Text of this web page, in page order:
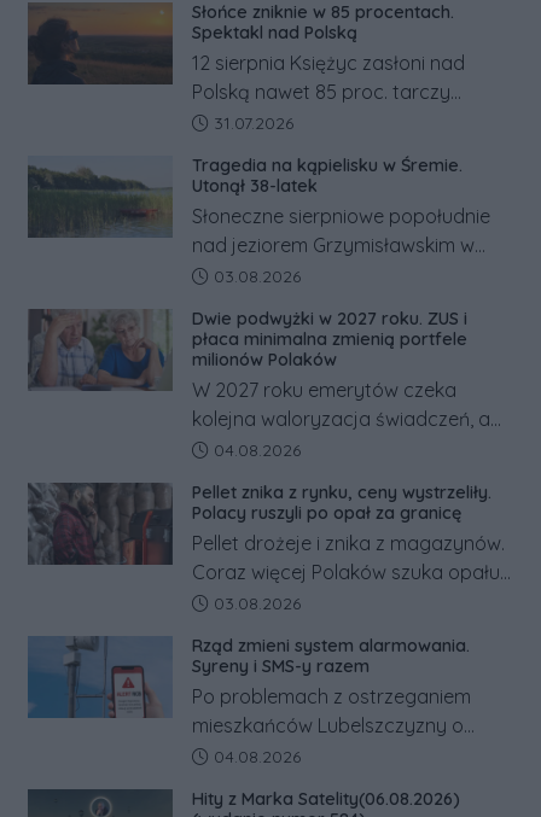
Słońce zniknie w 85 procentach.
Spektakl nad Polską
12 sierpnia Księżyc zasłoni nad
Polską nawet 85 proc. tarczy
Słońca. Największe zaćmienie od 27
lat przypadnie tuż przed
zachodem.
Data dodania artykułu:
31.07.2026
Tragedia na kąpielisku w Śremie.
Utonął 38-latek
Słoneczne sierpniowe popołudnie
nad jeziorem Grzymisławskim w
powiecie śremskim zakończyło się
odwrócić nawet natychmiastowe
działania służb ratunkowych.
Data dodania artykułu:
03.08.2026
Dwie podwyżki w 2027 roku. ZUS i
płaca minimalna zmienią portfele
milionów Polaków
W 2027 roku emerytów czeka
kolejna waloryzacja świadczeń, a
pracowników podwyżka płacy
tym zmianom zyskają.
Data dodania artykułu:
04.08.2026
Pellet znika z rynku, ceny wystrzeliły.
Polacy ruszyli po opał za granicę
Pellet drożeje i znika z magazynów.
Coraz więcej Polaków szuka opału
za granicą, gdzie bywa nawet
Co się dzieje?
Data dodania artykułu:
03.08.2026
Rząd zmieni system alarmowania.
Syreny i SMS-y razem
Po problemach z ostrzeganiem
mieszkańców Lubelszczyzny o
rosyjskim zagrożeniu rząd
Data dodania artykułu:
04.08.2026
Hity z Marka Satelity(06.08.2026)